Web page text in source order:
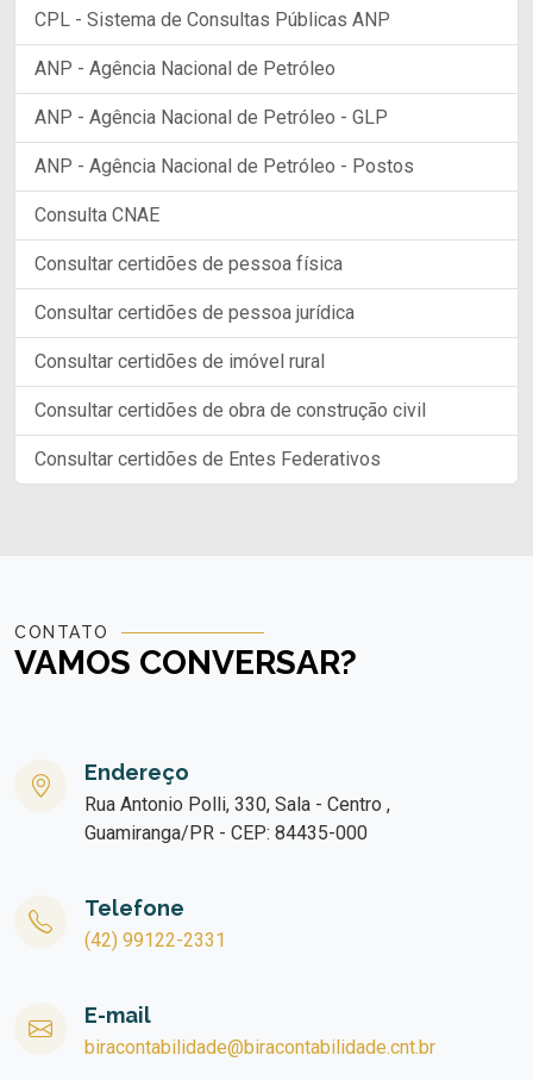
CPL - Sistema de Consultas Públicas ANP
ANP - Agência Nacional de Petróleo
ANP - Agência Nacional de Petróleo - GLP
ANP - Agência Nacional de Petróleo - Postos
Consulta CNAE
Consultar certidões de pessoa física
Consultar certidões de pessoa jurídica
Consultar certidões de imóvel rural
Consultar certidões de obra de construção civil
Consultar certidões de Entes Federativos
CONTATO
VAMOS CONVERSAR?
Endereço
Rua Antonio Polli, 330, Sala - Centro ,
Guamiranga/PR - CEP: 84435-000
Telefone
(42) 99122-2331
E-mail
biracontabilidade@biracontabilidade.cnt.br